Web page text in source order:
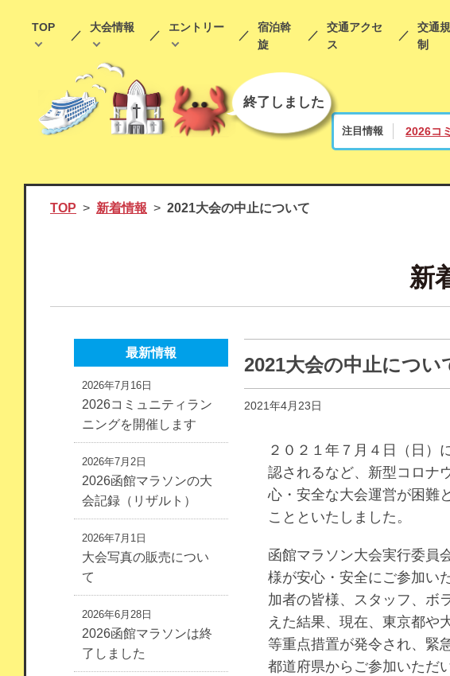
TOP 大会情報 エントリー
宿泊斡
旋
交通アクセ
ス
交通規
制
注目情報 2026コ
終了しました
TOP 新着情報 2021大会の中止について
新
2021大会の中止につい
2021年4月23日
２０２１年７月４日（日）
認されるなど、新型コロナ
心・安全な大会運営が困難
ことといたしました。
函館マラソン大会実行委員
様が安心・安全にご参加い
加者の皆様、スタッフ、ボ
えた結果、現在、東京都や
等重点措置が発令され、緊
都道府県からご参加いただ
最新情報
2026年7月16日
2026コミュニティラン
ニングを開催します
2026年7月2日
2026函館マラソンの大
会記録（リザルト）
2026年7月1日
大会写真の販売につい
て
2026年6月28日
2026函館マラソンは終
了しました